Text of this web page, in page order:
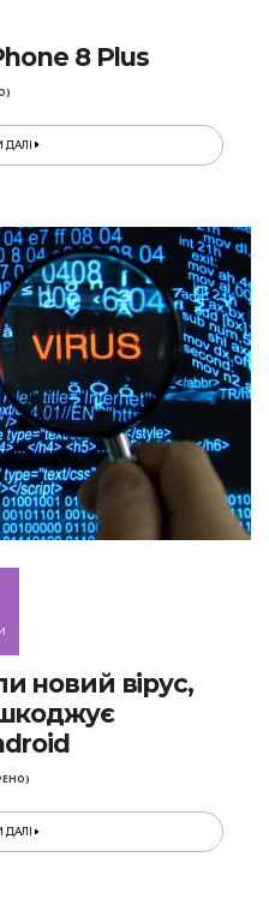
8 Plus
ДАЛІ
новий вірус,
ДАЛІ